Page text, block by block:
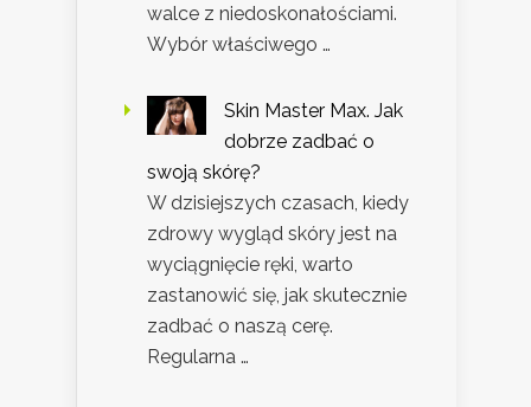
walce z niedoskonałościami.
Wybór właściwego …
Skin Master Max. Jak
dobrze zadbać o
swoją skórę?
W dzisiejszych czasach, kiedy
zdrowy wygląd skóry jest na
wyciągnięcie ręki, warto
zastanowić się, jak skutecznie
zadbać o naszą cerę.
Regularna …